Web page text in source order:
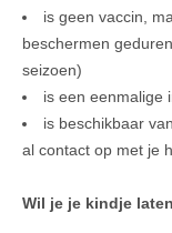
is geen vaccin,
beschermen
seizoen)
is een eenmalige
is beschikbaar
al contact op met je
Wil je je kindje